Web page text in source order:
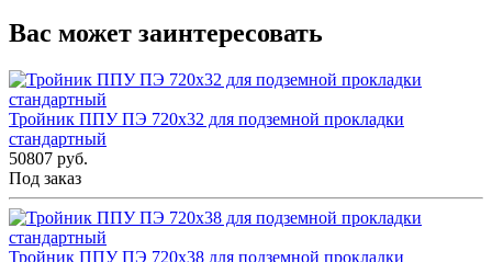
Вас может заинтересовать
Тройник ППУ ПЭ 720x32 для подземной прокладки
стандартный
50807 руб.
Под заказ
Тройник ППУ ПЭ 720x38 для подземной прокладки